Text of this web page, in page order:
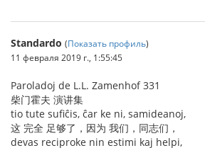
Standardo (Показать профиль)
11 февраля 2019 г., 1:55:45
Paroladoj de L.L. Zamenhof 331
柴门霍夫 演讲集
tio tute sufiĉis, ĉar ke ni, samideanoj,
这 完全 足够了，因为 我们，同志们，
devas reciproke nin estimi kaj helpi,